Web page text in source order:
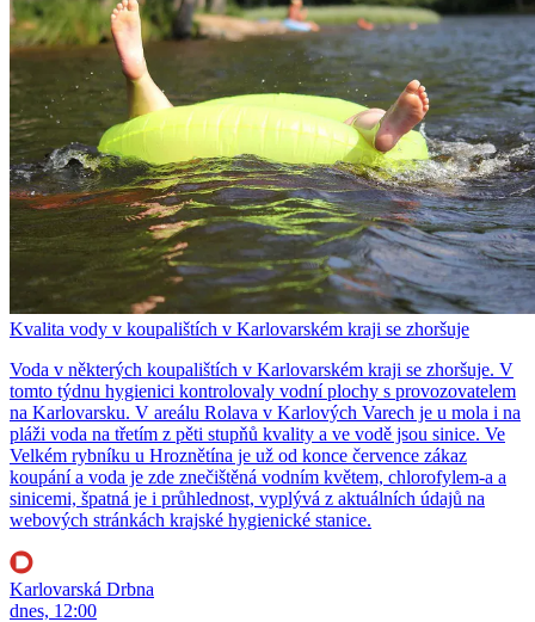
Kvalita vody v koupalištích v Karlovarském kraji se zhoršuje
Voda v některých koupalištích v Karlovarském kraji se zhoršuje. V
tomto týdnu hygienici kontrolovaly vodní plochy s provozovatelem
na Karlovarsku. V areálu Rolava v Karlových Varech je u mola i na
pláži voda na třetím z pěti stupňů kvality a ve vodě jsou sinice. Ve
Velkém rybníku u Hroznětína je už od konce července zákaz
koupání a voda je zde znečištěná vodním květem, chlorofylem-a a
sinicemi, špatná je i průhlednost, vyplývá z aktuálních údajů na
webových stránkách krajské hygienické stanice.
Karlovarská Drbna
dnes, 12:00